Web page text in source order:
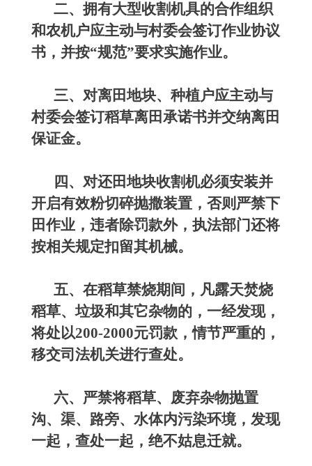
二、拥有大型收割机具的合作组织
和农机户应主动与村委会签订作业协议
书，并按“规范”要求实施作业。
三、对离田地块、种植户应主动与
村委会签订稻草离田承诺书并交纳离田
保证金。
四、对还田地块收割机必须安装并
开启有效粉切碎抛撒装置，否则严禁下
田作业，违者除罚款外，执法部门还将
按相关规定扣留其机械。
五、在稻草禁烧期间，凡露天焚烧
稻草、垃圾和其它杂物的，一经发现，
将处以200-2000元罚款，情节严重的，
移交司法机关进行查处。
六、严禁将稻草、废弃杂物抛置
沟、渠、路旁、水体内污染环境，发现
一起，查处一起，绝不姑息迁就。